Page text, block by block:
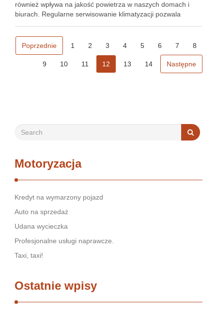
również wpływa na jakość powietrza w naszych domach i
biurach. Regularne serwisowanie klimatyzacji pozwala
Poprzednie
1 2 3 4 5 6 7 8
9 10 11 12 13 14 Następne
Motoryzacja
Kredyt na wymarzony pojazd
Auto na sprzedaż
Udana wycieczka
Profesjonalne usługi naprawcze.
Taxi, taxi!
Ostatnie wpisy